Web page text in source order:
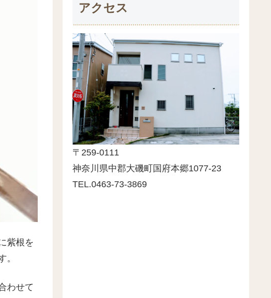
紫根を
。
わせて
アクセス
〒259-0111
神奈川県中郡大磯町国府本郷1077-23
TEL.0463-73-3869